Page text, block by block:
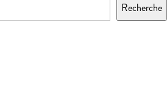
Recherche